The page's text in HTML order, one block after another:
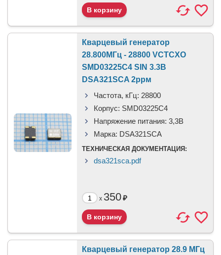
Кварцевый генератор
28.800МГц - 28800 VCTCXO
SMD03225C4 SIN 3.3В
DSA321SCA 2ррм
Частота, кГц: 28800
Корпус: SMD03225C4
Напряжение питания: 3,3В
Марка: DSA321SCA
ТЕХНИЧЕСКАЯ ДОКУМЕНТАЦИЯ:
dsa321sca.pdf
x 350₽
Кварцевый генератор 28.9 МГц